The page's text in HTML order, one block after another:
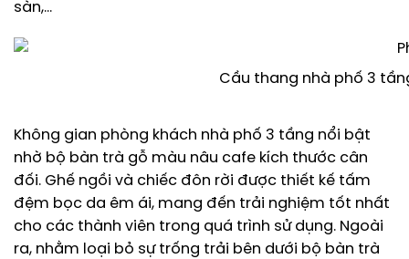
sàn,…
Cầu thang nhà phố 3
Không gian phòng khách nhà phố 3 tầng nổi bật
nhờ bộ bàn trà gỗ màu nâu cafe kích thước cân
đối. Ghế ngồi và chiếc đôn rời được thiết kế tấm
đệm bọc da êm ái, mang đến trải nghiệm tốt nhất
cho các thành viên trong quá trình sử dụng. Ngoài
ra, nhằm loại bỏ sự trống trải bên dưới bộ bàn trà